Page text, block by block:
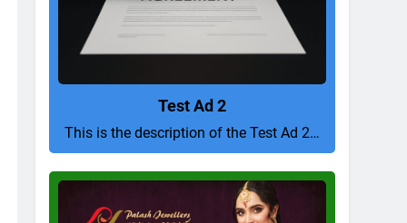
Test Ad 2
This is the description of the Test Ad 2…